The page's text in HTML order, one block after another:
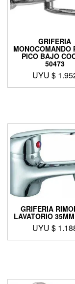
GRIFERIA
MONOCOMANDO
PICO BAJO
50473
UYU $
GRIFERIA
LAVATORIO
UYU $